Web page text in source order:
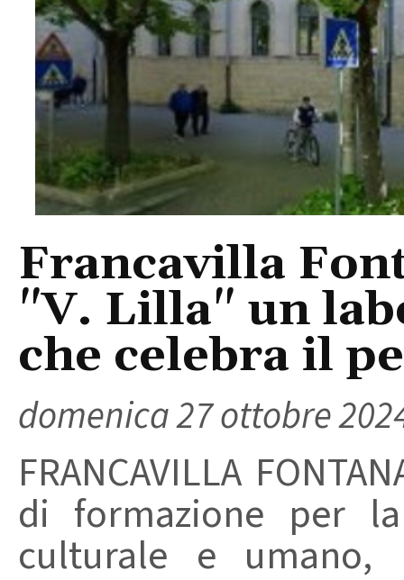
Francavilla
"V. Lilla" un
che celebra il
domenica 27 ottobre
FRANCAVILLA
di formazione per
culturale e umano,